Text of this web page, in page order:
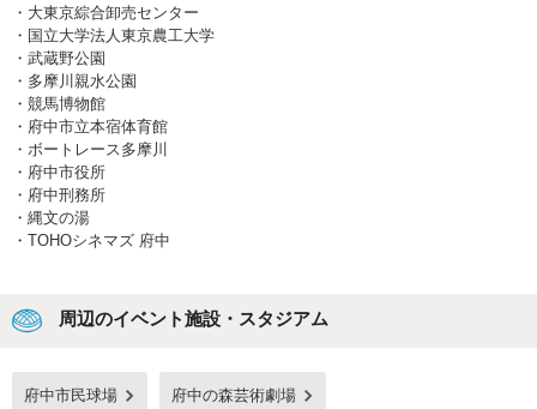
・ 大東京綜合卸売センター
・ 国立大学法人東京農工大学
・ 武蔵野公園
・ 多摩川親水公園
・ 競馬博物館
・ 府中市立本宿体育館
・ ボートレース多摩川
・ 府中市役所
・ 府中刑務所
・ 縄文の湯
・ TOHOシネマズ 府中
周辺のイベント施設・スタジアム
府中市民球場 府中の森芸術劇場